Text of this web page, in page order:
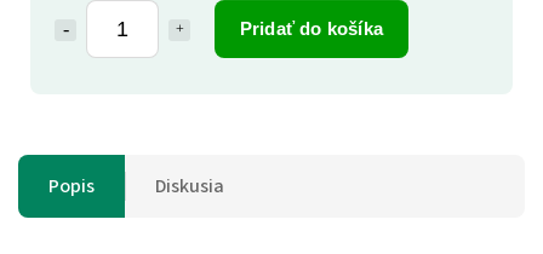
Pridať do košíka
Popis Diskusia